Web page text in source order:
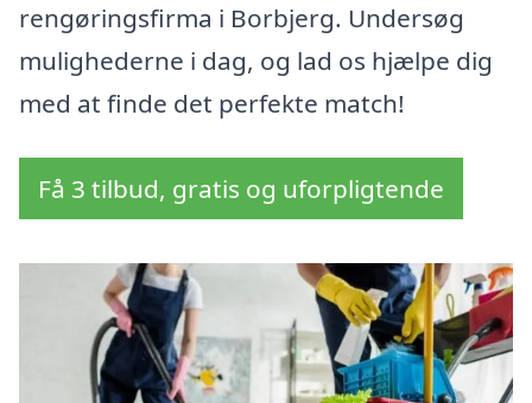
rengøringsfirma i Borbjerg. Undersøg
mulighederne i dag, og lad os hjælpe dig
med at finde det perfekte match!
Få 3 tilbud, gratis og uforpligtende